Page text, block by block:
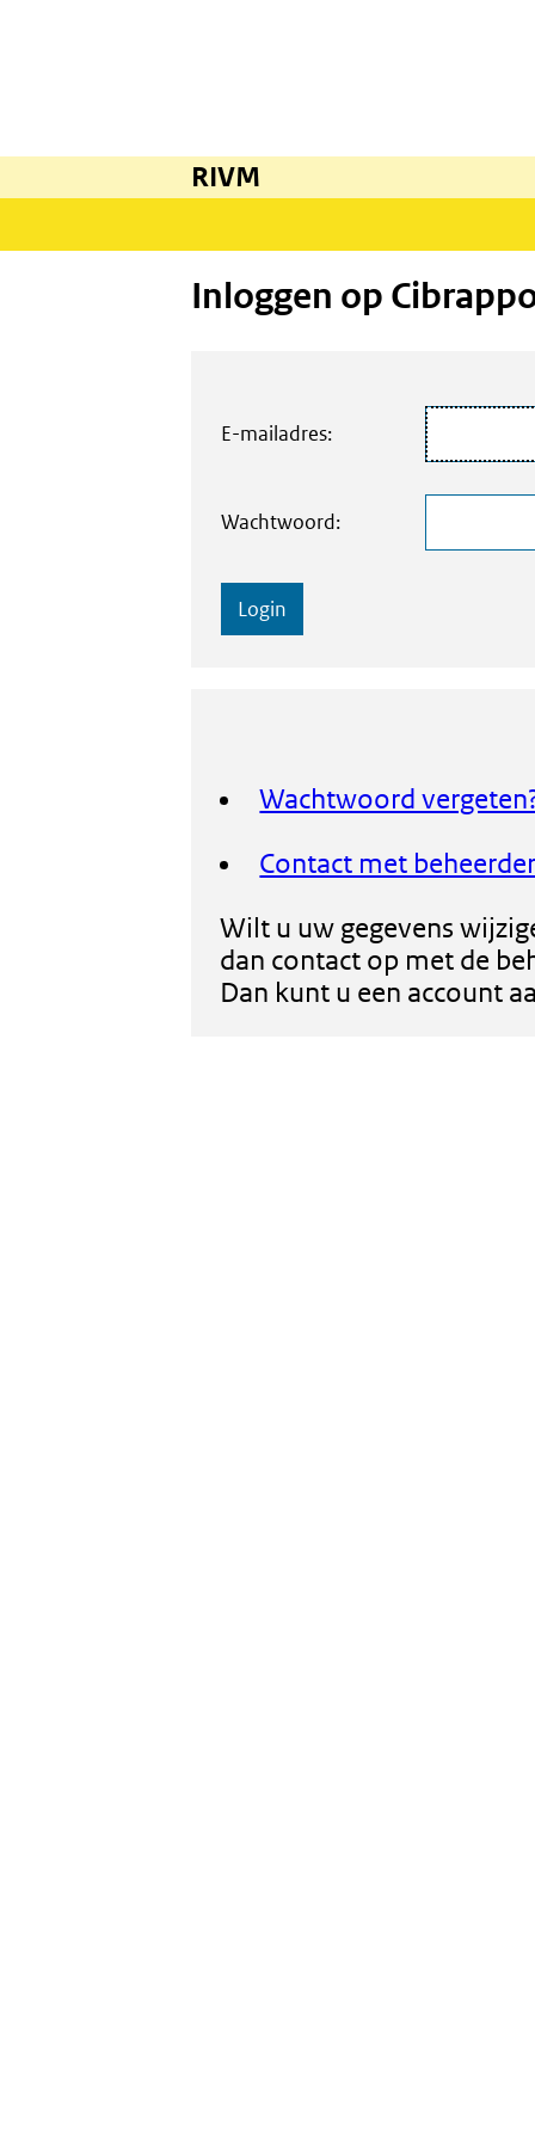
RIVM
Inloggen op
E-mailadres:
Wachtwoord:
Wachtwoord
Contact met
Wilt u uw gegevens
dan contact op met de
Dan kunt u een account